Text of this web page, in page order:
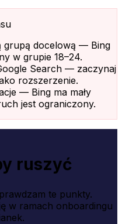
grupą docelową — Bing
w grupie 18–24.
Search — zaczynaj
rozszerzenie.
— Bing ma mały
jest ograniczony.
ruszyć
te punkty.
w ramach onboardingu